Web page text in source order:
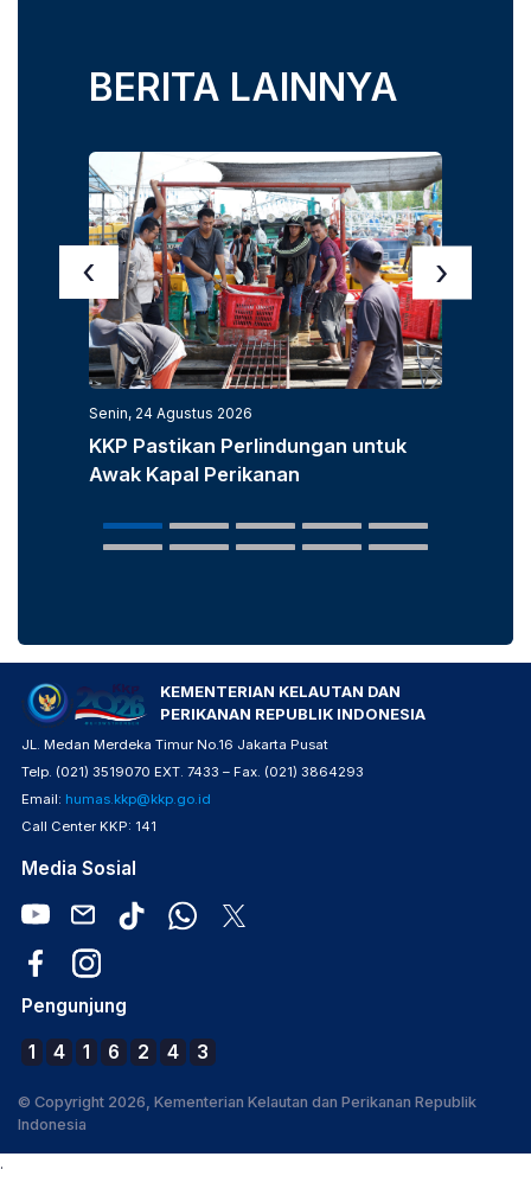
BERITA LAINNYA
Senin, 24 Agustus 2026
KKP Pastikan Perlindungan untuk
Awak Kapal Perikanan
‹ ›
KEMENTERIAN KELAUTAN DAN
PERIKANAN REPUBLIK INDONESIA
JL. Medan Merdeka Timur No.16 Jakarta Pusat
Telp. (021) 3519070 EXT. 7433 – Fax. (021) 3864293
Email: humas.kkp@kkp.go.id
Call Center KKP: 141
Media Sosial
Pengunjung
1 4 1 6 2 4 3
© Copyright 2026, Kementerian Kelautan dan Perikanan Republik
Indonesia
.